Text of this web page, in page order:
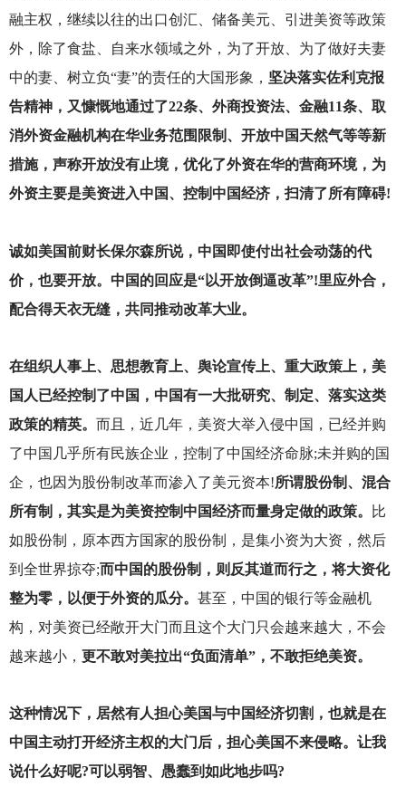
融主权，继续以往的出口创汇、储备美元、引进美资等政策
外，除了食盐、自来水领域之外，为了开放、为了做好夫妻
中的妻、树立负“妻”的责任的大国形象， 坚决落实佐利克报
告精神，又慷慨地通过了22条、外商投资法、金融11条、取
消外资金融机构在华业务范围限制、开放中国天然气等等新
措施，声称开放没有止境，优化了外资在华的营商环境，为
外资主要是美资进入中国、控制中国经济，扫清了所有障碍!
诚如美国前财长保尔森所说，中国即使付出社会动荡的代
价，也要开放。中国的回应是“以开放倒逼改革”!里应外合，
配合得天衣无缝，共同推动改革大业。
在组织人事上、思想教育上、舆论宣传上、重大政策上，美
国人已经控制了中国，中国有一大批研究、制定、落实这类
政策的精英。 而且，近几年，美资大举入侵中国，已经并购
了中国几乎所有民族企业，控制了中国经济命脉;未并购的国
企，也因为股份制改革而渗入了美元资本!所谓股份制、混合
所有制，其实是为美资控制中国经济而量身定做的政策。
比
如股份制，原本西方国家的股份制，是集小资为大资，然后
到全世界掠夺;而中国的股份制，则反其道而行之，将大资化
整为零，以便于外资的瓜分。 甚至，中国的银行等金融机
构，对美资已经敞开大门而且这个大门只会越来越大，不会
越来越小， 更不敢对美拉出“负面清单”，不敢拒绝美资。
这种情况下，居然有人担心美国与中国经济切割，也就是在
中国主动打开经济主权的大门后，担心美国不来侵略。让我
说什么好呢?可以弱智、愚蠢到如此地步吗?